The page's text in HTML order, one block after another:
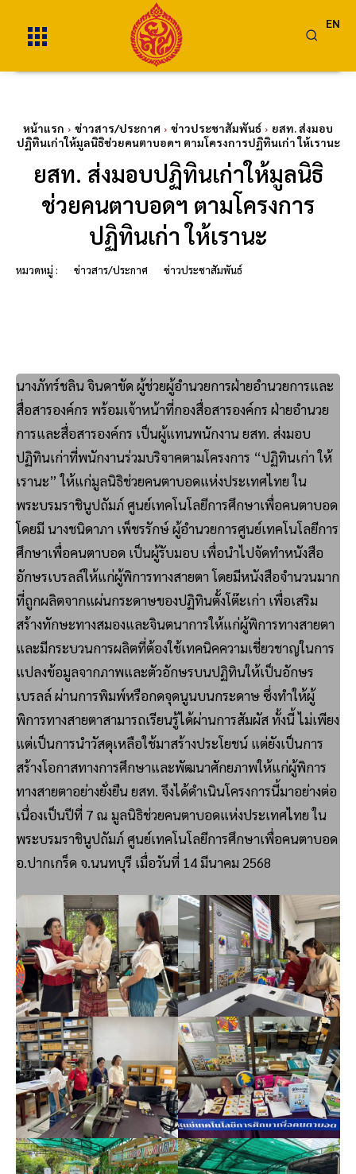
EN
หน้าแรก ข่าวสาร/ประกาศ ข่าวประชาสัมพันธ์
ยสท. ส่งมอบ
ปฏิทินเก่าให้มูลนิธิช่วยคนตาบอดฯ ตามโครงการปฏิทินเก่า ให้เรานะ
ยสท. ส่งมอบปฏิทินเก่าให้มูลนิธิ
ช่วยคนตาบอดฯ ตามโครงการ
ปฏิทินเก่า ให้เรานะ
หมวดหมู่ : ข่าวสาร/ประกาศ ข่าวประชาสัมพันธ์
นางภัทร์ชลิน จินดาขัด ผู้ช่วยผู้อำนวยการฝ่ายอำนวยการและ
สื่อสารองค์กร พร้อมเจ้าหน้าที่กองสื่อสารองค์กร ฝ่ายอำนวย
การและสื่อสารองค์กร เป็นผู้แทนพนักงาน ยสท. ส่งมอบ
ปฏิทินเก่าที่พนักงานร่วมบริจาคตามโครงการ “ปฏิทินเก่า ให้
เรานะ” ให้แก่มูลนิธิช่วยคนตาบอดแห่งประเทศไทย ใน
พระบรมราชินูปถัมภ์ ศูนย์เทคโนโลยีการศึกษาเพื่อคนตาบอด
โดยมี นางชนิดาภา เพ็ชรรักษ์ ผู้อำนวยการศูนย์เทคโนโลยีการ
ศึกษาเพื่อคนตาบอด เป็นผู้รับมอบ เพื่อนำไปจัดทำหนังสือ
อักษรเบรลล์ให้แก่ผู้พิการทางสายตา โดยมีหนังสือจำนวนมาก
ที่ถูกผลิตจากแผ่นกระดาษของปฏิทินตั้งโต๊ะเก่า เพื่อเสริม
สร้างทักษะทางสมองและจินตนาการให้แก่ผู้พิการทางสายตา
และมีกระบวนการผลิตที่ต้องใช้เทคนิคความเชี่ยวชาญในการ
แปลงข้อมูลจากภาพและตัวอักษรบนปฏิทินให้เป็นอักษร
เบรลล์ ผ่านการพิมพ์หรือกดจุดนูนบนกระดาษ ซึ่งทำให้ผู้
พิการทางสายตาสามารถเรียนรู้ได้ผ่านการสัมผัส ทั้งนี้ ไม่เพียง
แต่เป็นการนำวัสดุเหลือใช้มาสร้างประโยชน์ แต่ยังเป็นการ
สร้างโอกาสทางการศึกษาและพัฒนาศักยภาพให้แก่ผู้พิการ
ทางสายตาอย่างยั่งยืน ยสท. จึงได้ดำเนินโครงการนี้มาอย่างต่อ
เนื่องเป็นปีที่ 7 ณ มูลนิธิช่วยคนตาบอดแห่งประเทศไทย ใน
พระบรมราชินูปถัมภ์ ศูนย์เทคโนโลยีการศึกษาเพื่อคนตาบอด
อ.ปากเกร็ด จ.นนทบุรี เมื่อวันที่ 14 มีนาคม 2568